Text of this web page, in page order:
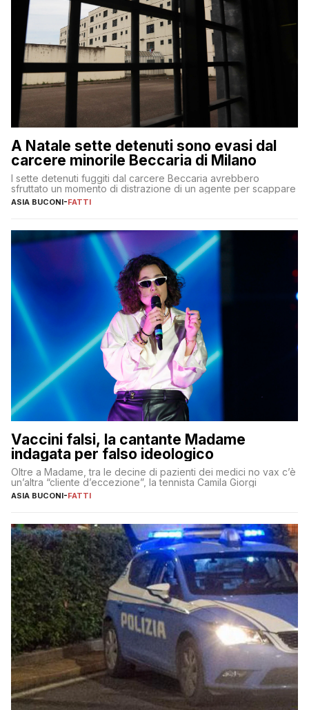
A Natale sette detenuti sono evasi dal
carcere minorile Beccaria di Milano
I sette detenuti fuggiti dal carcere Beccaria avrebbero
sfruttato un momento di distrazione di un agente per scappare
ASIA BUCONI-FATTI
Vaccini falsi, la cantante Madame
indagata per falso ideologico
Oltre a Madame, tra le decine di pazienti dei medici no vax c’è
un’altra “cliente d’eccezione”, la tennista Camila Giorgi
ASIA BUCONI-FATTI